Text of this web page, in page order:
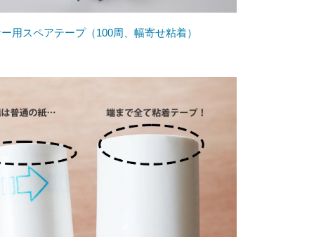
用スペアテープ（100周、幅寄せ粘着）